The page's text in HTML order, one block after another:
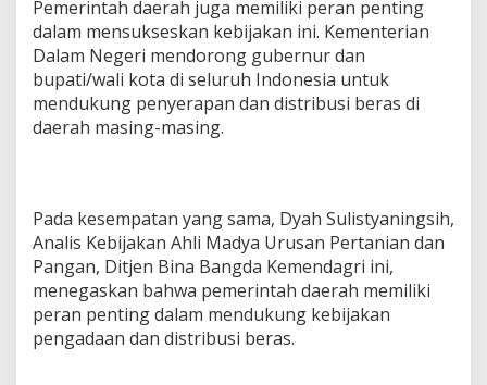
Pemerintah daerah juga memiliki peran penting
dalam mensukseskan kebijakan ini. Kementerian
Dalam Negeri mendorong gubernur dan
bupati/wali kota di seluruh Indonesia untuk
mendukung penyerapan dan distribusi beras di
daerah masing-masing.
Pada kesempatan yang sama, Dyah Sulistyaningsih,
Analis Kebijakan Ahli Madya Urusan Pertanian dan
Pangan, Ditjen Bina Bangda Kemendagri ini,
menegaskan bahwa pemerintah daerah memiliki
peran penting dalam mendukung kebijakan
pengadaan dan distribusi beras.